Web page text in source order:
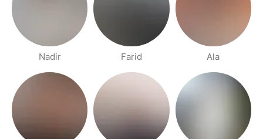
Nadir Farid Ala